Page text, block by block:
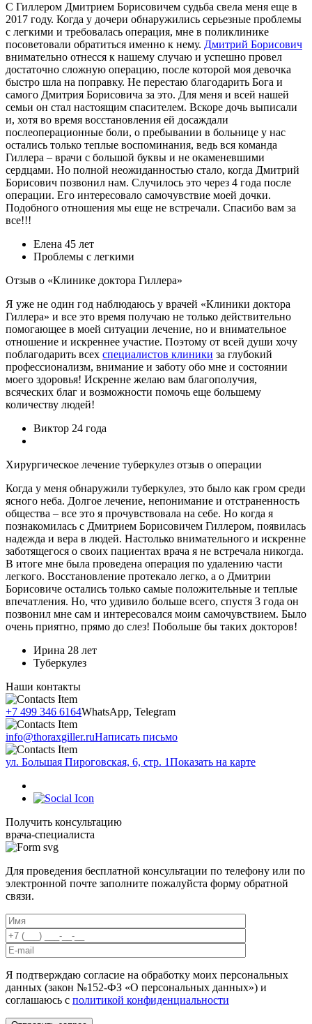
С Гиллером Дмитрием Борисовичем судьба свела меня еще в
2017 году. Когда у дочери обнаружились серьезные проблемы
с легкими и требовалась операция, мне в поликлинике
посоветовали обратиться именно к нему. Дмитрий Борисович
внимательно отнесся к нашему случаю и успешно провел
достаточно сложную операцию, после которой моя девочка
быстро шла на поправку. Не перестаю благодарить Бога и
самого Дмитрия Борисовича за это. Для меня и всей нашей
семьи он стал настоящим спасителем. Вскоре дочь выписали
и, хотя во время восстановления ей досаждали
послеоперационные боли, о пребывании в больнице у нас
остались только теплые воспоминания, ведь вся команда
Гиллера – врачи с большой буквы и не окаменевшими
сердцами. Но полной неожиданностью стало, когда Дмитрий
Борисович позвонил нам. Случилось это через 4 года после
операции. Его интересовало самочувствие моей дочки.
Подобного отношения мы еще не встречали. Спасибо вам за
все!!!
Елена 45 лет
Проблемы с легкими
Отзыв о «Клинике доктора Гиллера»
Я уже не один год наблюдаюсь у врачей «Клиники доктора
Гиллера» и все это время получаю не только действительно
помогающее в моей ситуации лечение, но и внимательное
отношение и искреннее участие. Поэтому от всей души хочу
поблагодарить всех специалистов клиники за глубокий
профессионализм, внимание и заботу обо мне и состоянии
моего здоровья! Искренне желаю вам благополучия,
всяческих благ и возможности помочь еще большему
количеству людей!
Виктор 24 года
Хирургическое лечение туберкулез отзыв о операции
Когда у меня обнаружили туберкулез, это было как гром среди
ясного неба. Долгое лечение, непонимание и отстраненность
общества – все это я прочувствовала на себе. Но когда я
познакомилась с Дмитрием Борисовичем Гиллером, появилась
надежда и вера в людей. Настолько внимательного и искренне
заботящегося о своих пациентах врача я не встречала никогда.
В итоге мне была проведена операция по удалению части
легкого. Восстановление протекало легко, а о Дмитрии
Борисовиче остались только самые положительные и теплые
впечатления. Но, что удивило больше всего, спустя 3 года он
позвонил мне сам и интересовался моим самочувствием. Было
очень приятно, прямо до слез! Побольше бы таких докторов!
Ирина 28 лет
Туберкулез
Наши контакты
+7 499 346 6164WhatsApp, Telegram
info@thoraxgiller.ruНаписать письмо
ул. Большая Пироговская, 6, стр. 1Показать на карте
Получить консультацию
врача-специалиста
Для проведения бесплатной консультации по телефону или по
электронной почте заполните пожалуйста форму обратной
связи.
Я подтверждаю согласие на обработку моих персональных
данных (закон №152-ФЗ «О персональных данных») и
соглашаюсь с политикой конфиденциальности